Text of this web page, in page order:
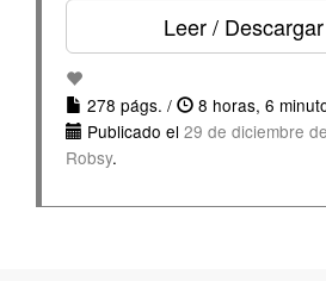
Leer /
278 págs. / 8 horas, 6
Publicado el 29 de diciembre
Robsy.